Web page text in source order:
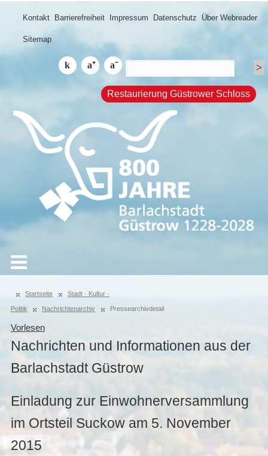
Kontakt Barrierefreiheit Impressum Datenschutz Über Webreader
Sitemap
Restaurierung Güstrower Schloss
Startseite Stadt · Kultur ·
Politik Nachrichtenarchiv Pressearchivdetail
Vorlesen
Nachrichten und Informationen aus der
Barlachstadt Güstrow
Einladung zur Einwohnerversammlung
im Ortsteil Suckow am 5. November
2015